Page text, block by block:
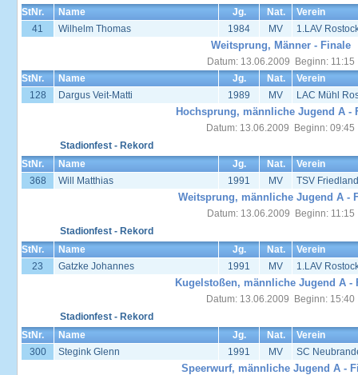
StNr.
Name Jg. Nat.
Verein
41
Wilhelm Thomas 1984 MV 1.LAV
Weitsprung, Männer - Finale
Datum: 13.06.2009 Beginn: 11:15
StNr.
Name Jg. Nat.
Verein
128
Dargus Veit-Matti 1989 MV LAC Mühl
Hochsprung, männliche Jugend A -
Datum: 13.06.2009 Beginn: 09:45
Stadionfest - Rekord
StNr.
Name Jg. Nat.
Verein
368
Will Matthias 1991 MV TSV
Weitsprung, männliche Jugend A -
Datum: 13.06.2009 Beginn: 11:15
Stadionfest - Rekord
StNr.
Name Jg. Nat.
Verein
23
Gatzke Johannes 1991 MV 1.LAV
Kugelstoßen, männliche Jugend A -
Datum: 13.06.2009 Beginn: 15:40
Stadionfest - Rekord
StNr.
Name Jg. Nat.
Verein
300
Stegink Glenn 1991 MV SC
Speerwurf, männliche Jugend A -